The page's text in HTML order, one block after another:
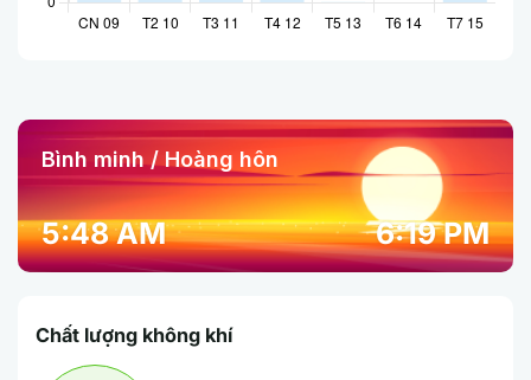
Bình minh / Hoàng hôn
5:48 AM 6:19 PM
Chất lượng không khí